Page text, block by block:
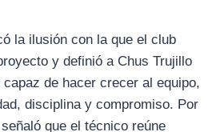
la ilusión con la que el club
y definió a Chus Trujillo
de hacer crecer al equipo,
disciplina y compromiso. Por
que el técnico reúne